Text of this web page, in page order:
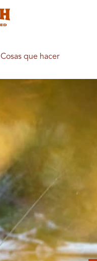
Cosas que hacer